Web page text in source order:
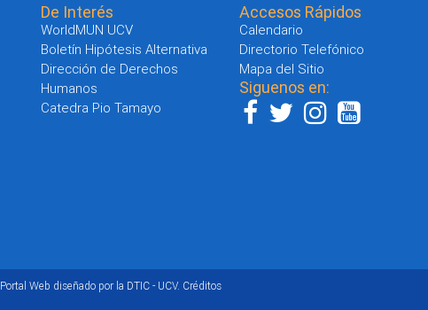
De Interés
WorldMUN UCV
Boletín Hipótesis Alternativa
Dirección de Derechos
Humanos
Catedra Pio Tamayo
Accesos Rápidos
Calendario
Directorio Telefónico
Mapa del Sitio
Siguenos en:
Portal Web diseñado por la DTIC - UCV. Créditos